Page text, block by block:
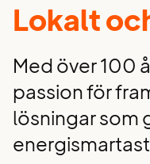
Lokalt
Med över 100
passion för
lösningar som